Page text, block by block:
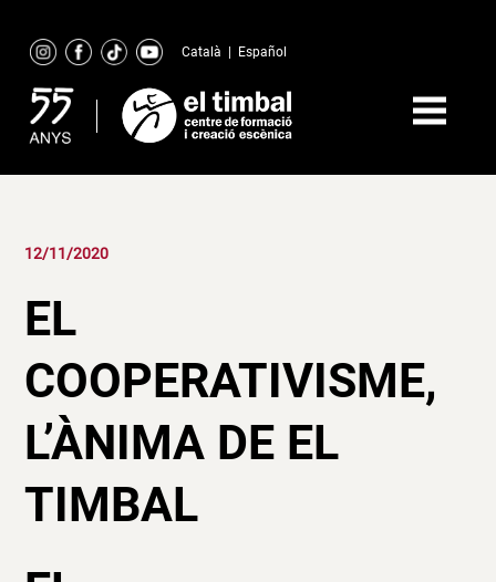
content
Català Español
12/11/2020
EL
COOPERATIVISME,
L’ÀNIMA DE EL
TIMBAL